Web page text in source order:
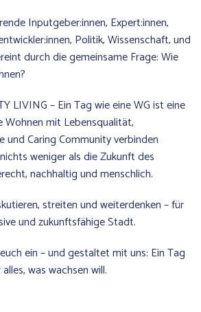
Inputgeber:innen, Expert:innen,
Politik, Wissenschaft, und
durch die gemeinsame Frage: Wie
LIVING – Ein Tag wie eine WG ist eine
Wohnen mit Lebensqualität,
und Caring Community verbinden
weniger als die Zukunft des
nachhaltig und menschlich.
streiten und weiterdenken – für
und zukunftsfähige Stadt.
ein – und gestaltet mit uns: Ein Tag
was wachsen will.